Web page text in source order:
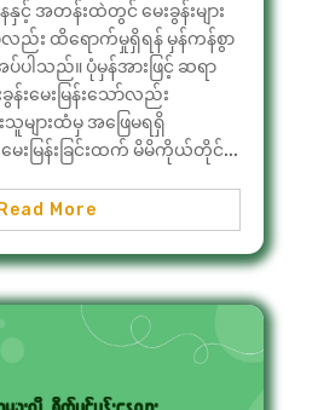
နှင့် အတန်းထဲတွင် မေးခွန်းများ
ည်း ထိရောက်မှုရှိရန် မှန်ကန်စွာ
ပါသည်။ ပုံမှန်အားဖြင့် ဆရာ
န်းမေးမြန်းသော်လည်း
သူများထံမှ အဖြေမရရှိ
မေးမြန်းခြင်းထက် မိမိကိုယ်တိုင်...
More